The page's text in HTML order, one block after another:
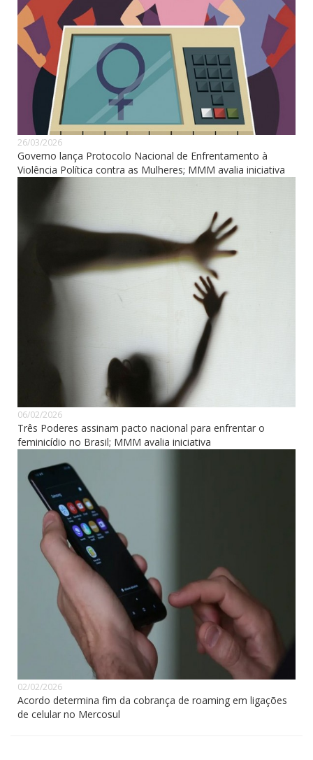
26/03/2026
Governo lança Protocolo Nacional de Enfrentamento à
Violência Política contra as Mulheres; MMM avalia iniciativa
06/02/2026
Três Poderes assinam pacto nacional para enfrentar o
feminicídio no Brasil; MMM avalia iniciativa
02/02/2026
Acordo determina fim da cobrança de roaming em ligações
de celular no Mercosul